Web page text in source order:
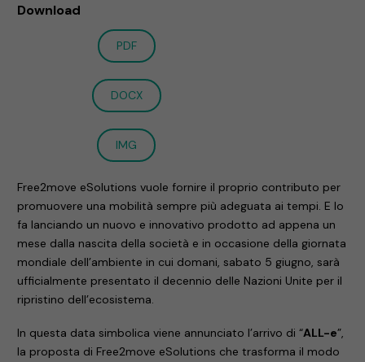
Download
PDF
DOCX
IMG
Free2move eSolutions vuole fornire il proprio contributo per
promuovere una mobilità sempre più adeguata ai tempi. E lo
fa lanciando un nuovo e innovativo prodotto ad appena un
mese dalla nascita della società e in occasione della giornata
mondiale dell’ambiente in cui domani, sabato 5 giugno, sarà
ufficialmente presentato il decennio delle Nazioni Unite per il
ripristino dell’ecosistema.
In questa data simbolica viene annunciato l’arrivo di “ALL-e”,
la proposta di Free2move eSolutions che trasforma il modo